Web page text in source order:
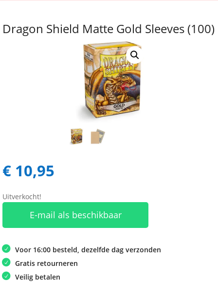
Dragon Shield Matte Gold Sleeves (100)
€ 10,95
Uitverkocht!
E-mail als beschikbaar
Voor 16:00 besteld, dezelfde dag verzonden
Gratis retourneren
Veilig betalen